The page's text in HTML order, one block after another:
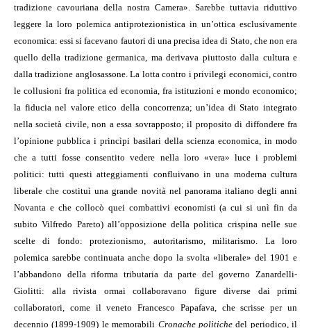
tradizione cavouriana della nostra Camera». Sarebbe tuttavia riduttivo
leggere la loro polemica antiprotezionistica in un’ottica esclusivamente
economica: essi si facevano fautori di una precisa idea di Stato, che non era
quello della tradizione germanica, ma derivava piuttosto dalla cultura e
dalla tradizione anglosassone. La lotta contro i privilegi economici, contro
le collusioni fra politica ed economia, fra istituzioni e mondo economico;
la fiducia nel valore etico della concorrenza; un’idea di Stato integrato
nella società civile, non a essa sovrapposto; il proposito di diffondere fra
l’opinione pubblica i princìpi basilari della scienza economica, in modo
che a tutti fosse consentito vedere nella loro «vera» luce i problemi
politici: tutti questi atteggiamenti confluivano in una moderna cultura
liberale che costituì una grande novità nel panorama italiano degli anni
Novanta e che collocò quei combattivi economisti (a cui si unì fin da
subito Vilfredo Pareto) all’opposizione della politica crispina nelle sue
scelte di fondo: protezionismo, autoritarismo, militarismo. La loro
polemica sarebbe continuata anche dopo la svolta «liberale» del 1901 e
l’abbandono della riforma tributaria da parte del governo Zanardelli-
Giolitti: alla rivista ormai collaboravano figure diverse dai primi
collaboratori, come il veneto Francesco Papafava, che scrisse per un
decennio (1899-1909) le memorabili Cronache politichedel periodico, il